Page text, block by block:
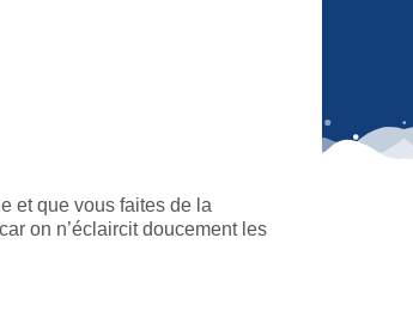
et que vous faites de la
on n’éclaircit doucement les